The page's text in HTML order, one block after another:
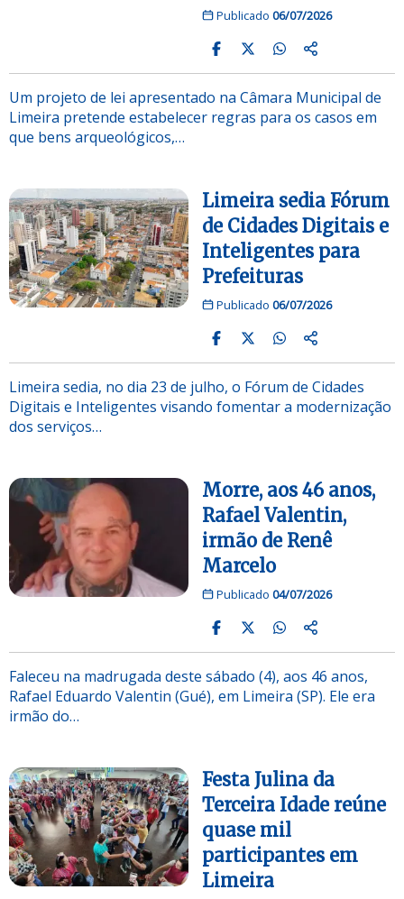
Publicado 06/07/2026
Um projeto de lei apresentado na Câmara Municipal de
Limeira pretende estabelecer regras para os casos em
que bens arqueológicos,…
Limeira sedia Fórum
de Cidades Digitais e
Inteligentes para
Prefeituras
Publicado 06/07/2026
Limeira sedia, no dia 23 de julho, o Fórum de Cidades
Digitais e Inteligentes visando fomentar a modernização
dos serviços…
Morre, aos 46 anos,
Rafael Valentin,
irmão de Renê
Marcelo
Publicado 04/07/2026
Faleceu na madrugada deste sábado (4), aos 46 anos,
Rafael Eduardo Valentin (Gué), em Limeira (SP). Ele era
irmão do…
Festa Julina da
Terceira Idade reúne
quase mil
participantes em
Limeira